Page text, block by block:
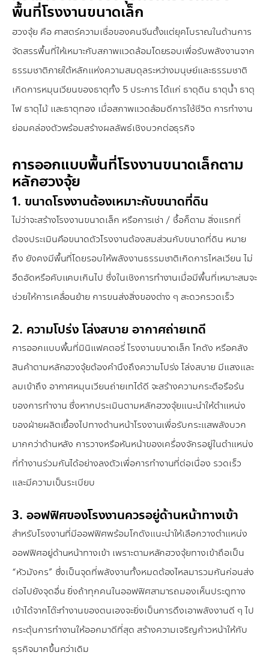
พื้นที่โรงงานขนาดเล็ก
ฮวงจุ้ย คือ ศาสตร์ความเชื่อของคนจีนตั้งแต่ยุคโบราณในด้านการ
จัดสรรพื้นที่ให้เหมาะกับสภาพแวดล้อมโดยรอบเพื่อรับพลังงานจาก
ธรรมชาติภายใต้หลักแห่งความสมดุลระหว่างมนุษย์และธรรมชาติ
เกิดการหมุนเวียนของธาตุทั้ง 5 ประการ ได้แก่ ธาตุดิน ธาตุน้ำ ธาตุ
ไฟ ธาตุไม้ และธาตุทอง เมื่อสภาพแวดล้อมดีการใช้ชีวิต การทำงาน
ย่อมคล่องตัวพร้อมสร้างผลลัพธ์เชิงบวกต่อธุรกิจ
การออกแบบพื้นที่โรงงานขนาดเล็กตาม
หลักฮวงจุ้ย
1. ขนาดโรงงานต้องเหมาะกับขนาดที่ดิน
ไม่ว่าจะสร้างโรงงานขนาดเล็ก หรือการเช่า / ชื้อก็ตาม สิ่งแรกที่
ต้องประเมินคือขนาดตัวโรงงานต้องสมส่วนกับขนาดที่ดิน หมาย
ถึง ยังคงมีพื้นที่โดยรอบให้พลังงานธรรมชาติเกิดการไหลเวียน ไม่
อึดอัดหรือคับแคบเกินไป ซึ่งในเชิงการทำงานเมื่อมีพื้นที่เหมาะสมจะ
ช่วยให้การเคลื่อนย้าย การขนส่งสิ่งของต่าง ๆ สะดวกรวดเร็ว
2. ความโปร่ง โล่งสบาย อากาศถ่ายเทดี
การออกแบบพื้นที่มินิแฟคตอรี่ โรงงานขนาดเล็ก โกดัง หรือคลัง
สินค้าตามหลักฮวงจุ้ยต้องคำนึงถึงความโปร่ง โล่งสบาย มีแสงและ
ลมเข้าถึง อากาศหมุนเวียนถ่ายเทได้ดี จะสร้างความกระตือรือร้น
ของการทำงาน ซึ่งหากประเมินตามหลักฮวงจุ้ยแนะนำให้ตำแหน่ง
ของฝ่ายผลิตเยื้องไปทางด้านหน้าโรงงานเพื่อรับกระแสพลังบวก
มากกว่าด้านหลัง การวางหรือหันหน้าของเครื่องจักรอยู่ในตำแหน่ง
ที่ทำงานร่วมกันได้อย่างลงตัวเพื่อการทำงานที่ต่อเนื่อง รวดเร็ว
และมีความเป็นระเบียบ
3. ออฟฟิศของโรงงานควรอยู่ด้านหน้าทางเข้า
สำหรับโรงงานที่มีออฟฟิศพร้อมโกดังแนะนำให้เลือกวางตำแหน่ง
ออฟฟิศอยู่ด้านหน้าทางเข้า เพราะตามหลักฮวงจุ้ยทางเข้าถือเป็น
“หัวมังกร” ซึ่งเป็นจุดที่พลังงานทั้งหมดต้องไหลมารวมกันก่อนส่ง
ต่อไปยังจุดอื่น ยิ่งถ้าทุกคนในออฟฟิศสามารถมองเห็นประตูทาง
เข้าได้จากโต๊ะทำงานของตนเองจะยิ่งเป็นการดึงเอาพลังงานดี ๆ ไป
กระตุ้นการทำงานให้ออกมาดีที่สุด สร้างความเจริญก้าวหน้าให้กับ
ธุรกิจมากขึ้นกว่าเดิม